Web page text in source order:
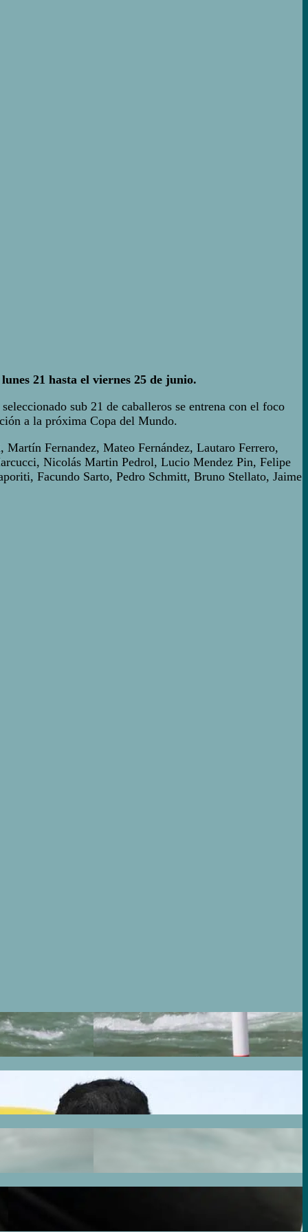
21 hasta el viernes 25 de junio.
sub 21 de caballeros se entrena con el foco
a la próxima Copa del Mundo.
Fernandez, Mateo Fernández, Lautaro Ferrero,
Nicolás Martin Pedrol, Lucio Mendez Pin, Felipe
Facundo Sarto, Pedro Schmitt, Bruno Stellato, Jaime